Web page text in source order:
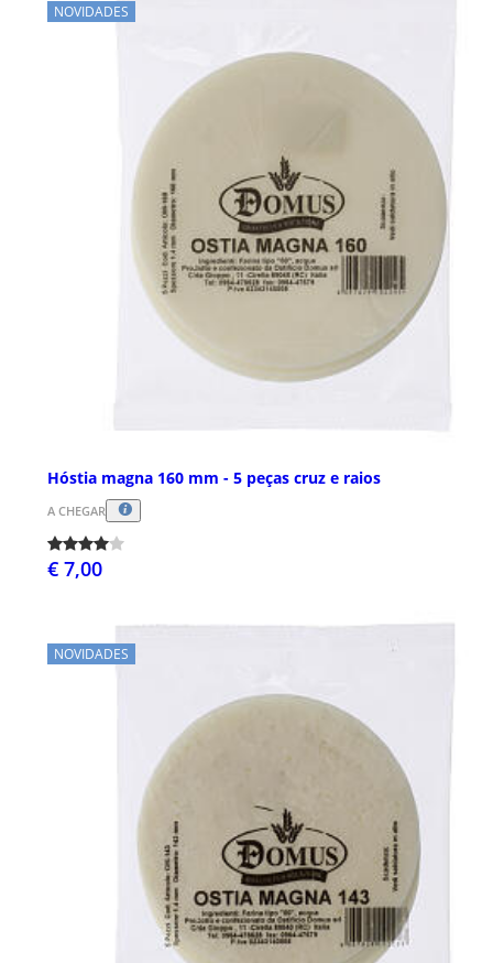
NOVIDADES
Hóstia magna 160 mm - 5 peças cruz e raios
A CHEGAR
€ 7,00
NOVIDADES